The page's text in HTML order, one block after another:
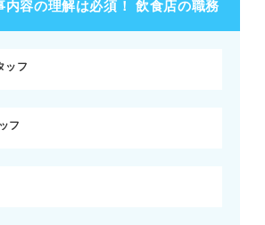
内容の理解は必須！ 飲食店の職務
ッフ
フ